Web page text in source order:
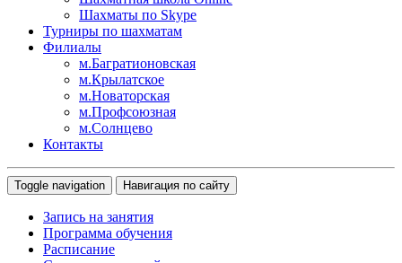
Шахматы по Skype
Турниры по шахматам
Филиалы
м.Багратионовская
м.Крылатское
м.Новаторская
м.Профсоюзная
м.Солнцево
Контакты
Toggle navigation Навигация по сайту
Запись на занятия
Программа обучения
Расписание